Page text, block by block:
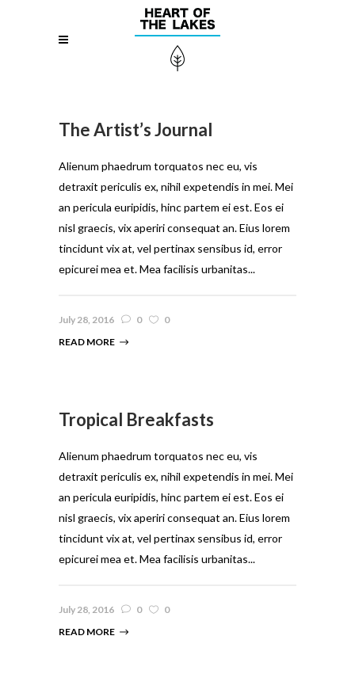
The Artist’s Journal
Alienum phaedrum torquatos nec eu, vis
detraxit periculis ex, nihil expetendis in mei. Mei
an pericula euripidis, hinc partem ei est. Eos ei
nisl graecis, vix aperiri consequat an. Eius lorem
tincidunt vix at, vel pertinax sensibus id, error
epicurei mea et. Mea facilisis urbanitas...
July 28, 2016 0
0
READ MORE
Tropical Breakfasts
Alienum phaedrum torquatos nec eu, vis
detraxit periculis ex, nihil expetendis in mei. Mei
an pericula euripidis, hinc partem ei est. Eos ei
nisl graecis, vix aperiri consequat an. Eius lorem
tincidunt vix at, vel pertinax sensibus id, error
epicurei mea et. Mea facilisis urbanitas...
July 28, 2016 0
0
READ MORE